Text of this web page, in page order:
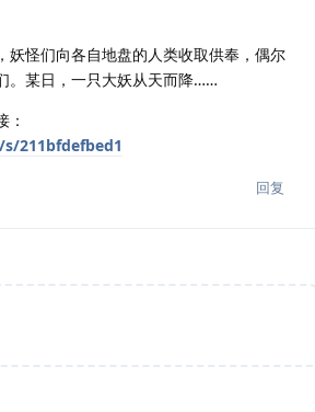
妖怪们向各自地盘的人类收取供奉，偶尔
。某日，一只大妖从天而降……
：
211bfdefbed1
回复